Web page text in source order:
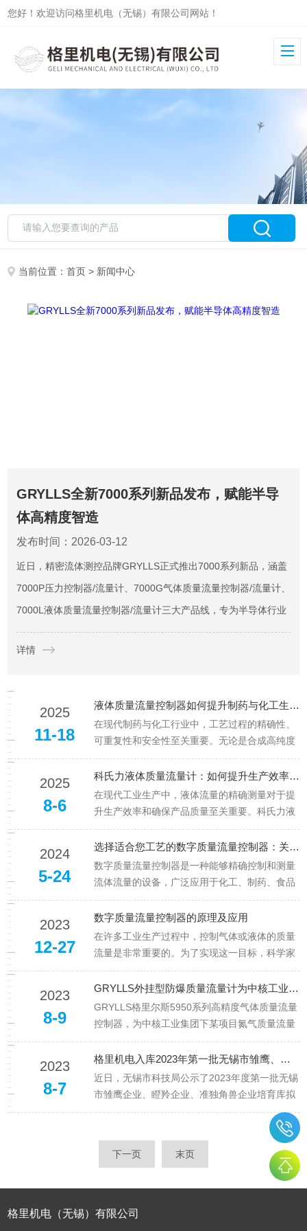
您好！欢迎访问格里机电（无锡）有限公司网站！
当前位置：首页 > 新闻中心
GRYLLS全新7000系列新品发布，赋能半导
体高精度智造
发布时间：2026-03-12
近日，精密流体测控品牌GRYLLS正式推出7000系列新品，涵盖
7000P压力控制器/流量计、7000G气体质量流量控制器/流量计、
7000L液体质量流量控制器/流量计三大产品线，专为半导体行业
量身打造。新品聚焦半导体薄膜沉积、刻蚀等关键工艺需求，具
备EP/双V高洁净度、极速响应...
详情
2025
11-18
液体质量流量控制器如何提升制药与化工生产效率？
在现代制药与化工行业中，工艺过程的精确性、
可重复性和安全性至关重要。无论是合成高纯度
药物活性成分，还是进行精细化学品的连续化生
产，对液体原料的精准控制都是保障产品质量和
提升生产效率的核心环节。而液体质量流量控制
器（LiquidMassFlowController,LMFC）正是
2025
8-6
科氏力液体质量流量计：如何提升生产效率与质量控制
在现代工业生产中，液体流量的精确测量对于提
升生产效率和确保产品质量至关重要。科氏力液
体质量流量计作为一种先进的测量工具，以其高
精度、高稳定性和广泛的应用范围，成为众多工
业领域的理想选择。本文将探讨科氏力液体质量
流量计如何在提升生产效率和质量控制方面发挥
2024
5-24
选择适合您工艺的数字质量流量控制器：关键因素与建议
数字质量流量控制器是一种能够精确控制和测量
流体流量的设备，广泛应用于化工、制药、食品
等行业。然而，市场上存在多种型号和规格，如
何选择适合自己工艺需求的产品呢？本文将为您
提供一些关键因素和建议。首先，了解您的工艺
需求是选择的基础。您需要知道流体的类型（如
2023
12-27
数字质量流量控制器的原理及应用
在许多工业生产过程中，控制气体或液体的质量
流量是非常重要的。为了实现这一目标，科学家
们设计了一种名为数字质量流量控制器的设备。
一、工作原理1.传感器：传感器是核心部件，负
责检测气体或液体的质量流量。常见的传感器有
热式流量计、超声波流量计、涡街流量计等。这
2023
8-9
GRYLLS外挂型防爆质量流量计为中核工业配套发货
GRYLLS格里尔斯5950系列高精度气体质量流量
控制器，为中核工业集团下某项目氮气质量流量
测试和控制配套使用。该公司隶属中核工业集团
下甘肃某公司，于8月份，采购一批在甘肃项目
使用的外挂防爆质量流量计/控制器，该司技术工
程师与格里机电销售工程师前期沟通及技术交流
2023
8-7
格里机电入库2023年第一批无锡市雏鹰、瞪羚、准独角兽企业培育
近日，无锡市科技局公示了2023年度第一批无锡
市雏鹰企业、瞪羚企业、准独角兽企业培育库拟
入库企业名单。格里机电名列榜单。雏鹰、瞪
羚、独角兽企业具有爆发式成长、创新等特征，
也是衡量一个地区创新能力和创新生态的风向
标。除此之外，格里机电拥有多项实用型证书，
下一页 末页
格里机电（无锡）有限公司